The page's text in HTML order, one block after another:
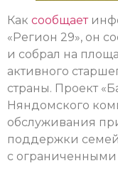
Как сообщает
«Регион 29», он
и собрал на
активного
страны. Проект
Няндомского
обслуживания
поддержки
с